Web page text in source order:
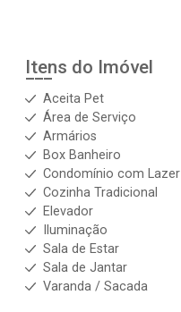
Itens do Imóvel
Aceita Pet
Área de Serviço
Armários
Box Banheiro
Condomínio com Lazer
Cozinha Tradicional
Elevador
Iluminação
Sala de Estar
Sala de Jantar
Varanda / Sacada